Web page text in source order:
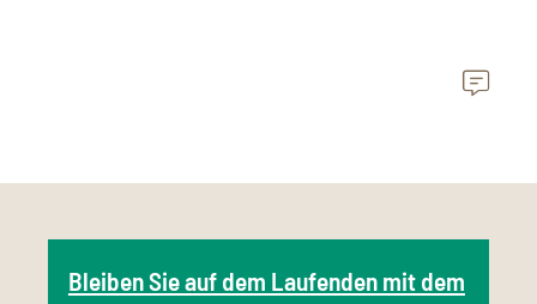
Bleiben Sie auf dem Laufenden mit dem